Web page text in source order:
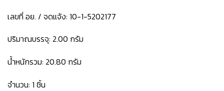
เลขที่ อย. / จดแจ้ง: 10-1-5202177
ปริมาณบรรจุ: 2.00 กรัม
น้ำหนักรวม: 20.80 กรัม
จำนวน: 1 ชิ้น